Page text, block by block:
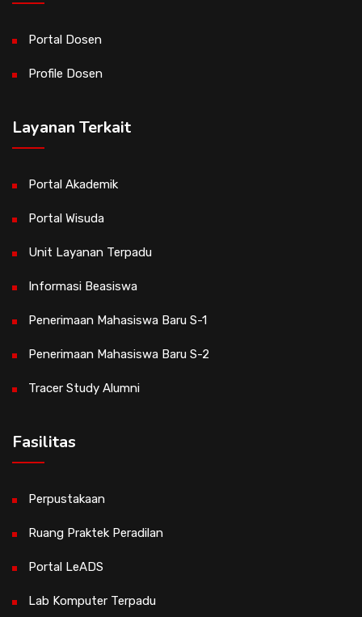
Portal Dosen
Profile Dosen
Layanan Terkait
Portal Akademik
Portal Wisuda
Unit Layanan Terpadu
Informasi Beasiswa
Penerimaan Mahasiswa Baru S-1
Penerimaan Mahasiswa Baru S-2
Tracer Study Alumni
Fasilitas
Perpustakaan
Ruang Praktek Peradilan
Portal LeADS
Lab Komputer Terpadu